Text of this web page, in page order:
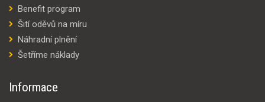
Benefit program
Šití oděvů na míru
Náhradní plnění
Šetříme náklady
Informace